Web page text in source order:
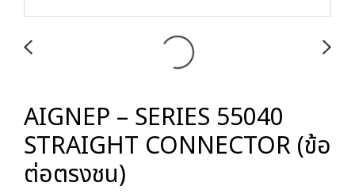
AIGNEP – SERIES 55040
STRAIGHT CONNECTOR (ข้อ
ต่อตรงชน)